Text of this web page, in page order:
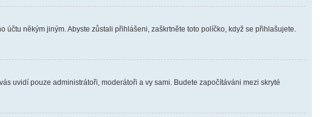
někým jiným. Abyste zůstali přihlášeni, zaškrtněte toto políčko, když se přihlašujete.
uvidí pouze administrátoři, moderátoři a vy sami. Budete započítáváni mezi skryté